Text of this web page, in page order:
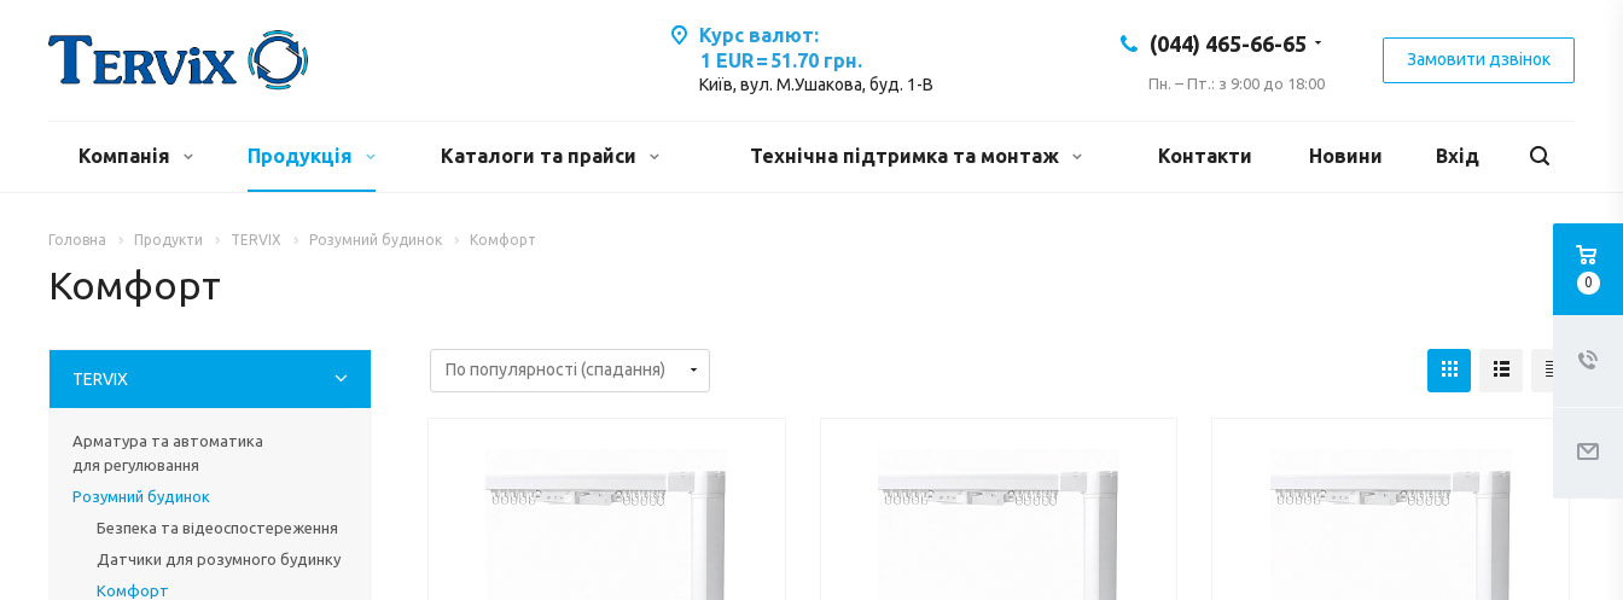
(044) 465-66-65
Пн. – Пт.: з 9:00 до 18:00
Замовити дзвінок
Курс валют:
1 EUR= 51.70 грн.
Київ, вул. М.Ушакова, буд. 1-В
Вхід
Компанія Продукція Каталоги та прайси Технічна підтримка та монтаж Контакти Новини
Головна Продукти TERVIX Розумний будинок Комфорт
Комфорт
TERVIX
Арматура та автоматика
для регулювання
Розумний будинок
Безпека та відеоспостереження
Датчики для розумного будинку
Комфорт
0